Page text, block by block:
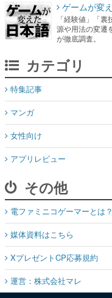
ゲームが変
「経験値」「
源や用法の変遷
が徹底調査。
カテゴリ
特集記事
マンガ
女性向け
アプリレビュー
その他
電ファミニコゲーマーとは？
媒体資料はこちら
XプレゼントCP応募規約
運営：株式会社マレ